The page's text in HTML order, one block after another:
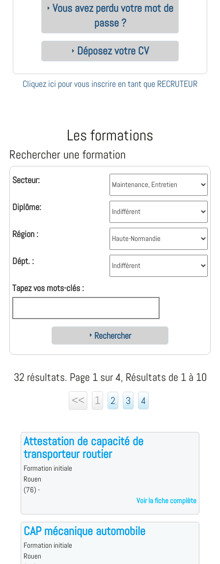
Vous avez perdu votre mot de
passe ?
Déposez votre CV
Cliquez ici pour vous inscrire en tant que RECRUTEUR
Les formations
Rechercher une formation
Secteur:
Diplôme:
Région :
Dépt. :
Tapez vos mots-clés :
Rechercher
32 résultats. Page 1 sur 4, Résultats de 1 à 10
<<
1 2 3 4
Attestation de capacité de
transporteur routier
Formation initiale
Rouen
(76) -
Voir la fiche complète
CAP mécanique automobile
Formation initiale
Rouen